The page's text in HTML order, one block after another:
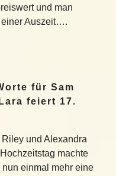
und man
einer Auszeit….
für Sam
feiert 17.
und Alexandra
machte
einmal mehr eine